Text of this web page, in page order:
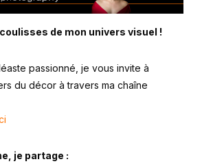
de mon univers visuel !
passionné, je vous invite à
du décor à travers ma chaîne
je partage :